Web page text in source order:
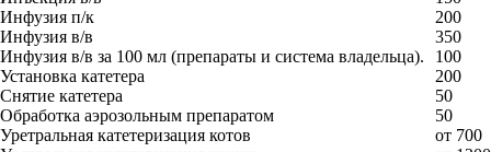
Инфузия п/к
200
Инфузия в/в
350
Инфузия в/в за 100 мл (препараты и система владельца).
100
Установка катетера
200
Снятие катетера
50
Обработка аэрозольным препаратом
50
Уретральная катетеризация котов
от 700